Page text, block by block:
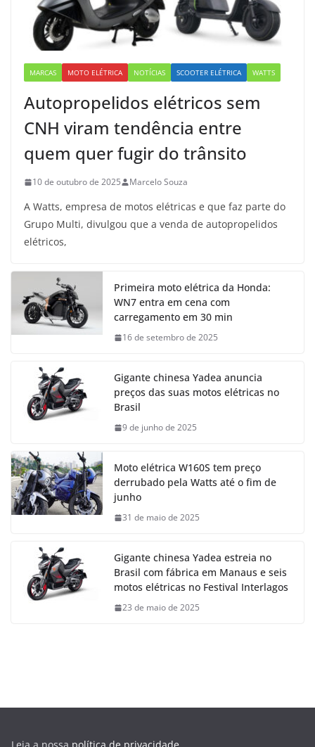
MARCAS MOTO ELÉTRICA NOTÍCIAS SCOOTER ELÉTRICA WATTS
Autopropelidos elétricos sem
CNH viram tendência entre
quem quer fugir do trânsito
10 de outubro de 2025 Marcelo Souza
A Watts, empresa de motos elétricas e que faz parte do
Grupo Multi, divulgou que a venda de autopropelidos
elétricos,
Primeira moto elétrica da Honda:
WN7 entra em cena com
carregamento em 30 min
16 de setembro de 2025
Gigante chinesa Yadea anuncia
preços das suas motos elétricas no
Brasil
9 de junho de 2025
Moto elétrica W160S tem preço
derrubado pela Watts até o fim de
junho
31 de maio de 2025
Gigante chinesa Yadea estreia no
Brasil com fábrica em Manaus e seis
motos elétricas no Festival Interlagos
23 de maio de 2025